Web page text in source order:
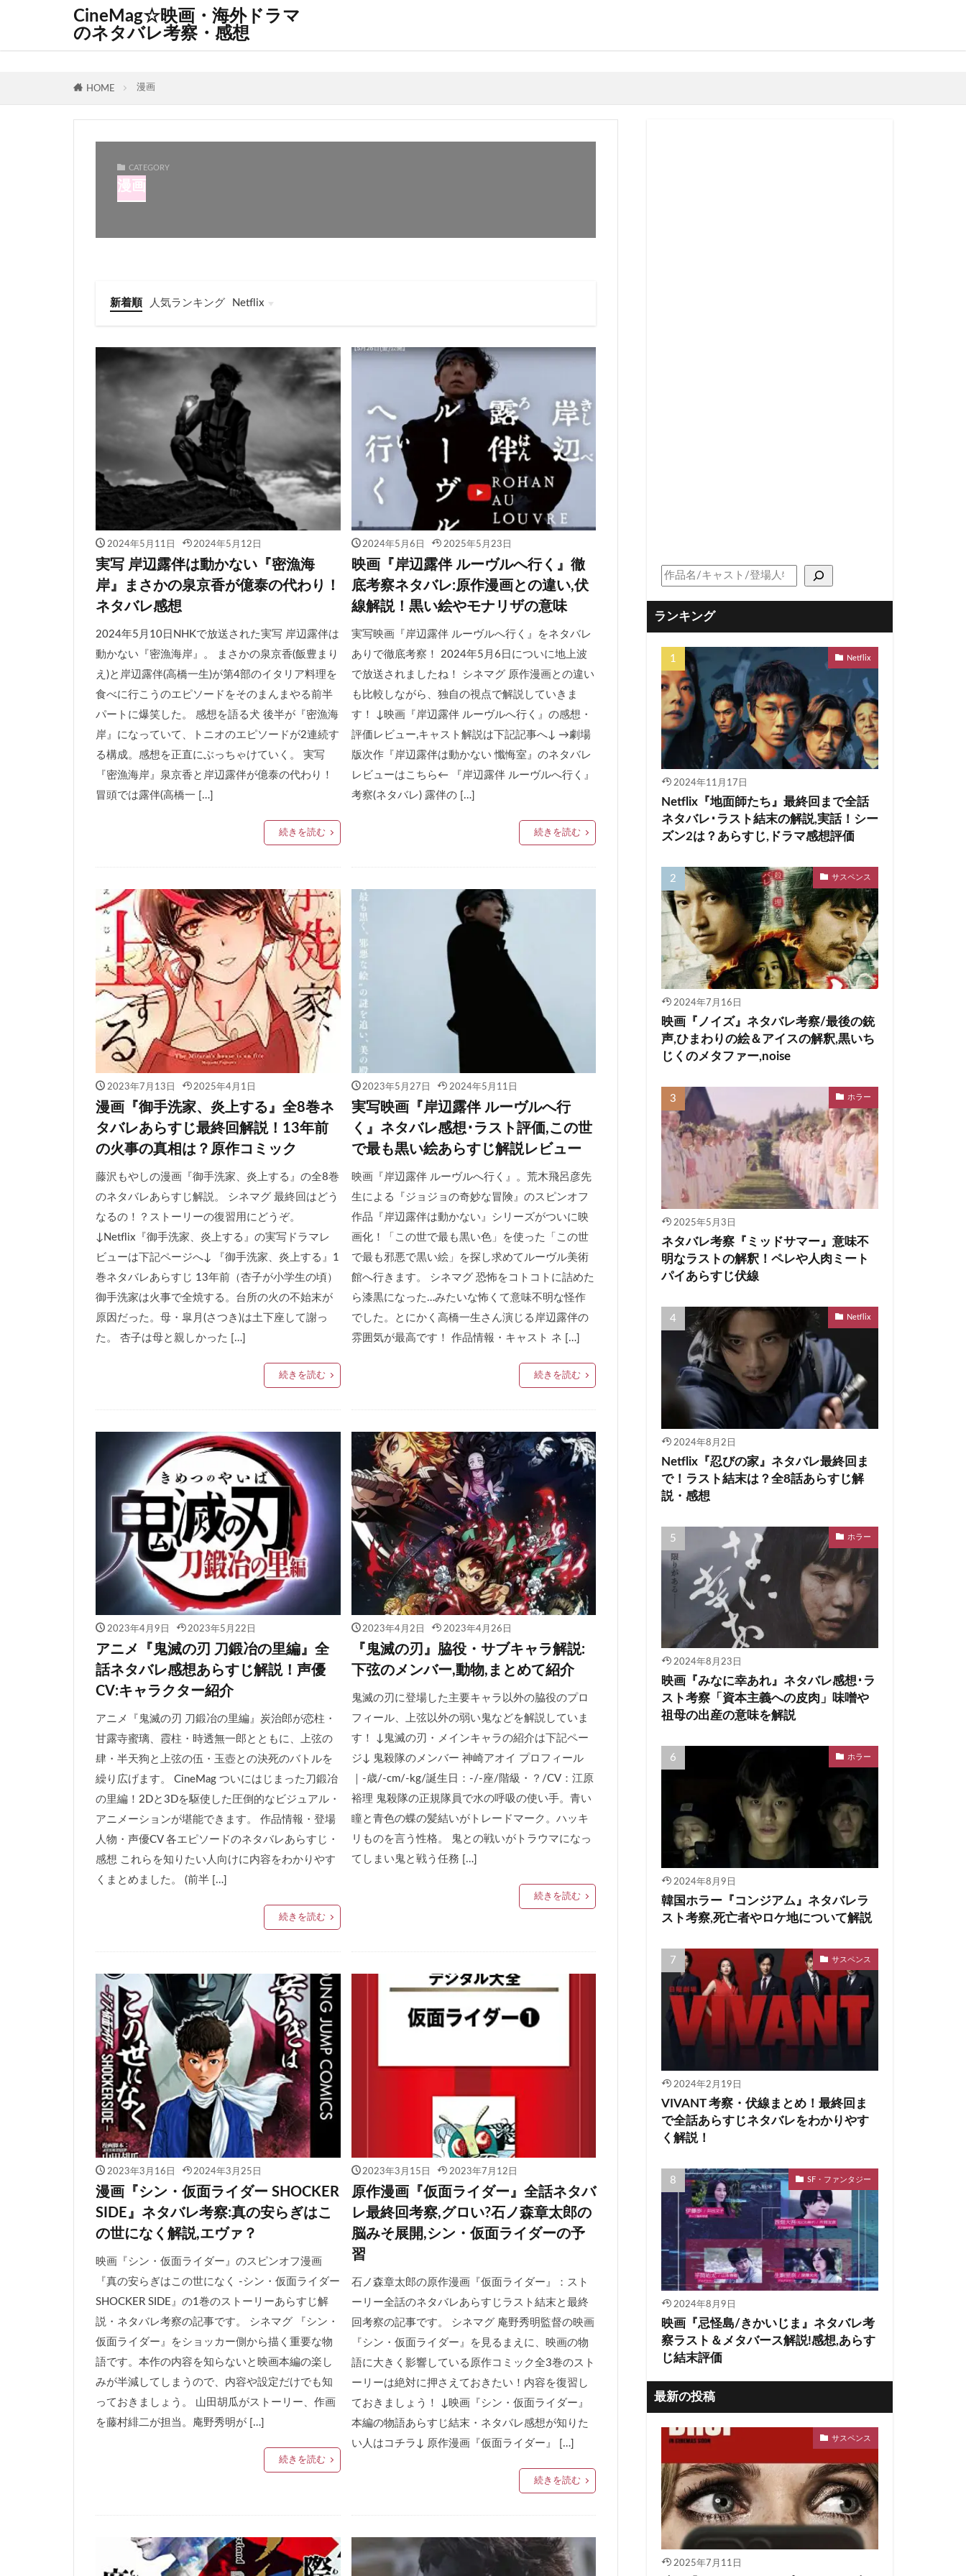
CineMag☆映画・海外ドラマ
のネタバレ考察・感想
HOME 漫画
CATEGORY
漫画
新着順 人気ランキング Netflix
2024年5月11日 2024年5月12日
実写 岸辺露伴は動かない『密漁海
岸』まさかの泉京香が億泰の代わり！
ネタバレ感想
2024年5月10日NHKで放送された実写 岸辺露伴は
動かない『密漁海岸』。 まさかの泉京香(飯豊まり
え)と岸辺露伴(高橋一生)が第4部のイタリア料理を
食べに行こうのエピソードをそのまんまやる前半
パートに爆笑した。 感想を語る犬 後半が『密漁海
岸』になっていて、トニオのエピソードが2連続す
る構成。感想を正直にぶっちゃけていく。 実写
『密漁海岸』泉京香と岸辺露伴が億泰の代わり！
冒頭では露伴(高橋一 […]
続きを読む
2024年5月6日 2025年5月23日
映画『岸辺露伴 ルーヴルへ行く』徹
底考察ネタバレ:原作漫画との違い,伏
線解説！黒い絵やモナリザの意味
実写映画『岸辺露伴 ルーヴルへ行く』をネタバレ
ありで徹底考察！ 2024年5月6日についに地上波
で放送されましたね！ シネマグ 原作漫画との違い
も比較しながら、独自の視点で解説していきま
す！ ↓映画『岸辺露伴 ルーヴルへ行く』の感想・
評価レビュー,キャスト解説は下記記事へ↓ →劇場
版次作『岸辺露伴は動かない 懺悔室』のネタバレ
レビューはこちら← 『岸辺露伴 ルーヴルへ行く』
考察(ネタバレ) 露伴の […]
続きを読む
2023年7月13日 2025年4月1日
漫画『御手洗家、炎上する』全8巻ネ
タバレあらすじ最終回解説！13年前
の火事の真相は？原作コミック
藤沢もやしの漫画『御手洗家、炎上する』の全8巻
のネタバレあらすじ解説。 シネマグ 最終回はどう
なるの！？ストーリーの復習用にどうぞ。
↓Netflix『御手洗家、炎上する』の実写ドラマレ
ビューは下記ページへ↓ 『御手洗家、炎上する』1
巻ネタバレあらすじ 13年前（杏子が小学生の頃）
御手洗家は火事で全焼する。台所の火の不始末が
原因だった。母・皐月(さつき)は土下座して謝っ
た。 杏子は母と親しかった […]
続きを読む
2023年5月27日 2024年5月11日
実写映画『岸辺露伴 ルーヴルへ行
く』ネタバレ感想･ラスト評価,この世
で最も黒い絵あらすじ解説レビュー
映画『岸辺露伴 ルーヴルへ行く』。荒木飛呂彦先
生による『ジョジョの奇妙な冒険』のスピンオフ
作品『岸辺露伴は動かない』シリーズがついに映
画化！「この世で最も黒い色」を使った「この世
で最も邪悪で黒い絵」を探し求めてルーヴル美術
館へ行きます。 シネマグ 恐怖をコトコトに詰めた
ら漆黒になった…みたいな怖くて意味不明な怪作
でした。とにかく高橋一生さん演じる岸辺露伴の
雰囲気が最高です！ 作品情報・キャスト ネ […]
続きを読む
2023年4月9日 2023年5月22日
アニメ『鬼滅の刃 刀鍛冶の里編』全
話ネタバレ感想あらすじ解説！声優
CV:キャラクター紹介
アニメ『鬼滅の刃 刀鍛冶の里編』炭治郎が恋柱・
甘露寺蜜璃、霞柱・時透無一郎とともに、上弦の
肆・半天狗と上弦の伍・玉壺との決死のバトルを
繰り広げます。 CineMag ついにはじまった刀鍛冶
の里編！2Dと3Dを駆使した圧倒的なビジュアル・
アニメーションが堪能できます。 作品情報・登場
人物・声優CV 各エピソードのネタバレあらすじ・
感想 これらを知りたい人向けに内容をわかりやす
くまとめました。 (前半 […]
続きを読む
2023年4月2日 2023年4月26日
『鬼滅の刃』脇役・サブキャラ解説:
下弦のメンバー,動物,まとめて紹介
鬼滅の刃に登場した主要キャラ以外の脇役のプロ
フィール、上弦以外の弱い鬼などを解説していま
す！ ↓鬼滅の刃・メインキャラの紹介は下記ペー
ジ↓ 鬼殺隊のメンバー 神崎アオイ プロフィール
｜-歳/-cm/-kg/誕生日：-/-座/階級・？/CV：江原
裕理 鬼殺隊の正規隊員で水の呼吸の使い手。青い
瞳と青色の蝶の髪結いがトレードマーク。ハッキ
リものを言う性格。 鬼との戦いがトラウマになっ
てしまい鬼と戦う任務 […]
続きを読む
2023年3月16日 2024年3月25日
漫画『シン・仮面ライダー SHOCKER
SIDE』ネタバレ考察:真の安らぎはこ
の世になく解説,エヴァ？
映画『シン・仮面ライダー』のスピンオフ漫画
『真の安らぎはこの世になく -シン・仮面ライダー
SHOCKER SIDE』の1巻のストーリーあらすじ解
説・ネタバレ考察の記事です。 シネマグ 『シン・
仮面ライダー』をショッカー側から描く重要な物
語です。本作の内容を知らないと映画本編の楽し
みが半減してしまうので、内容や設定だけでも知
っておきましょう。 山田胡瓜がストーリー、作画
を藤村緋二が担当。庵野秀明が […]
続きを読む
2023年3月15日 2023年7月12日
原作漫画『仮面ライダー』全話ネタバ
レ最終回考察,グロい?石ノ森章太郎の
脳みそ展開,シン・仮面ライダーの予
習
石ノ森章太郎の原作漫画『仮面ライダー』：スト
ーリー全話のネタバレあらすじラスト結末と最終
回考察の記事です。 シネマグ 庵野秀明監督の映画
『シン・仮面ライダー』を見るまえに、映画の物
語に大きく影響している原作コミック全3巻のスト
ーリーは絶対に押さえておきたい！内容を復習し
ておきましょう！ ↓映画『シン・仮面ライダー』
本編の物語あらすじ結末・ネタバレ感想が知りた
い人はコチラ↓ 原作漫画『仮面ライダー』 […]
続きを読む
ランキング
Netflix
2024年11月17日
Netflix『地面師たち』最終回まで全話
ネタバレ･ラスト結末の解説,実話！シー
ズン2は？あらすじ,ドラマ感想評価
サスペンス
2024年7月16日
映画『ノイズ』ネタバレ考察/最後の銃
声,ひまわりの絵＆アイスの解釈,黒いち
じくのメタファー,noise
ホラー
2025年5月3日
ネタバレ考察『ミッドサマー』意味不
明なラストの解釈！ペレや人肉ミート
パイあらすじ伏線
Netflix
2024年8月2日
Netflix『忍びの家』ネタバレ最終回ま
で！ラスト結末は？全8話あらすじ解
説・感想
ホラー
2024年8月23日
映画『みなに幸あれ』ネタバレ感想･ラ
スト考察「資本主義への皮肉」味噌や
祖母の出産の意味を解説
ホラー
2024年8月9日
韓国ホラー『コンジアム』ネタバレラ
スト考察,死亡者やロケ地について解説
サスペンス
2024年2月19日
VIVANT 考察・伏線まとめ！最終回ま
で全話あらすじネタバレをわかりやす
く解説！
SF・ファンタジー
2024年8月9日
映画『忌怪島/きかいじま』ネタバレ考
察ラスト＆メタバース解説!感想,あらす
じ結末評価
最新の投稿
サスペンス
2025年7月11日